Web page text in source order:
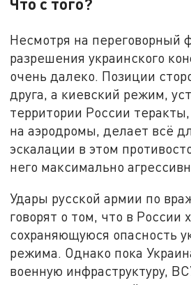
Несмотря на переговорный
разрешения украинского
очень далеко. Позиции
друга, а киевский режим,
территории России
на аэродромы, делает всё
эскалации в этом
него максимально
Удары русской армии по
говорят о том, что в России
сохраняющуюся опасность
режима. Однако пока
военную инфраструктуру,